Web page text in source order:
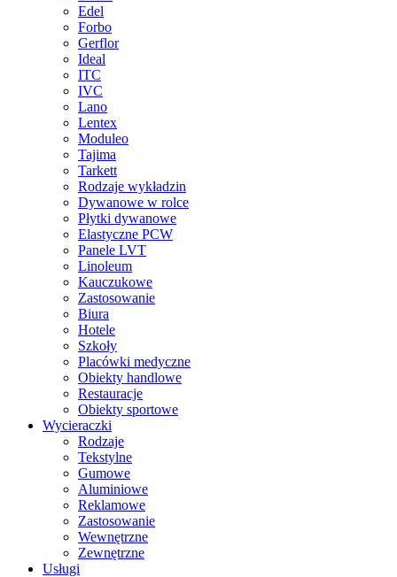
Edel
Forbo
Gerflor
Ideal
ITC
IVC
Lano
Lentex
Moduleo
Tajima
Tarkett
Rodzaje wykładzin
Dywanowe w rolce
Płytki dywanowe
Elastyczne PCW
Panele LVT
Linoleum
Kauczukowe
Zastosowanie
Biura
Hotele
Szkoły
Placówki medyczne
Obiekty handlowe
Restauracje
Obiekty sportowe
Wycieraczki
Rodzaje
Tekstylne
Gumowe
Aluminiowe
Reklamowe
Zastosowanie
Wewnętrzne
Zewnętrzne
Usługi